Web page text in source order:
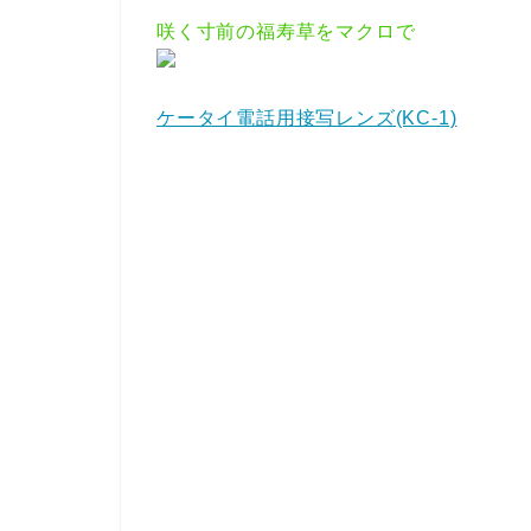
咲く寸前の福寿草をマクロで
ケータイ電話用接写レンズ(KC-1)